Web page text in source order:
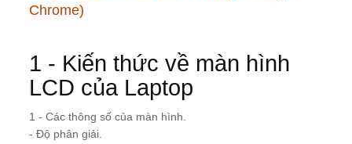
Chrome)
1 - Kiến thức về màn hình
LCD của Laptop
1 - Các thông số của màn hình.
- Độ phân giải.